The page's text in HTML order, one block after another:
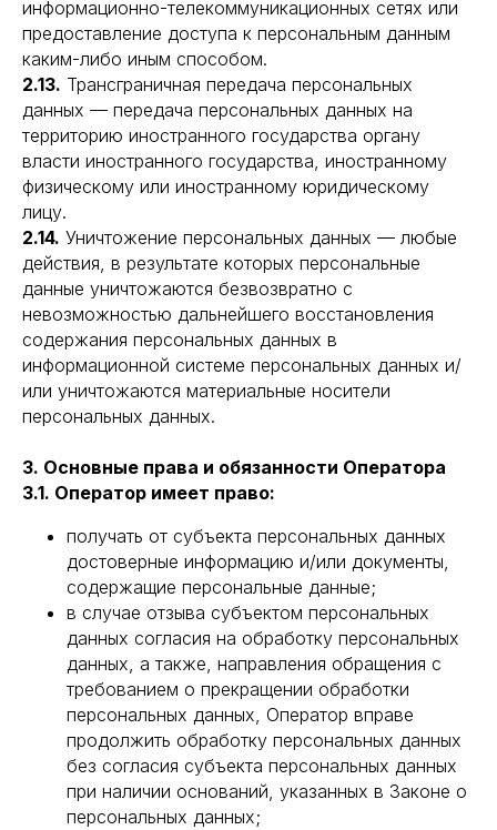
информационно-телекоммуникационных сетях или
предоставление доступа к персональным данным
каким-либо иным способом.
2.13. Трансграничная передача персональных
данных — передача персональных данных на
территорию иностранного государства органу
власти иностранного государства, иностранному
физическому или иностранному юридическому
лицу.
2.14. Уничтожение персональных данных — любые
действия, в результате которых персональные
данные уничтожаются безвозвратно с
невозможностью дальнейшего восстановления
содержания персональных данных в
информационной системе персональных данных и/
или уничтожаются материальные носители
персональных данных.
3. Основные права и обязанности Оператора
3.1. Оператор имеет право:
получать от субъекта персональных данных
достоверные информацию и/или документы,
содержащие персональные данные;
в случае отзыва субъектом персональных
данных согласия на обработку персональных
данных, а также, направления обращения с
требованием о прекращении обработки
персональных данных, Оператор вправе
продолжить обработку персональных данных
без согласия субъекта персональных данных
при наличии оснований, указанных в Законе о
персональных данных;